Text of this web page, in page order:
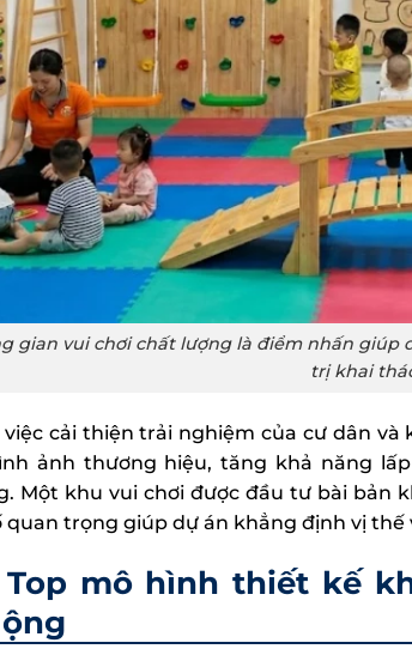
gian vui chơi chất lượng là điểm nhấn giúp
trị khai
việc cải thiện trải nghiệm của cư dân
ảnh thương hiệu, tăng khả năng
Một khu vui chơi được đầu tư bài bản
quan trọng giúp dự án khẳng định vị
Top mô hình thiết kế